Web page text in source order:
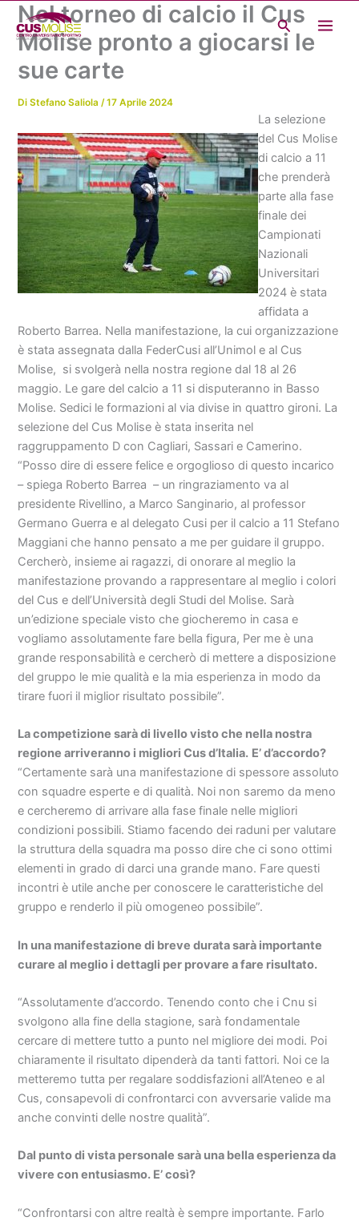
contenuto
Cerca
Nel torneo di calcio il Cus
Molise pronto a giocarsi le
sue carte
DiStefano Saliola/17 Aprile 2024
La selezione
del Cus Molise
di calcio a 11
che prenderà
parte alla fase
finale dei
Campionati
Nazionali
Universitari
2024 è stata
affidata a
Roberto Barrea. Nella manifestazione, la cui organizzazione
è stata assegnata dalla FederCusi all’Unimol e al Cus
Molise, si svolgerà nella nostra regione dal 18 al 26
maggio. Le gare del calcio a 11 si disputeranno in Basso
Molise. Sedici le formazioni al via divise in quattro gironi. La
selezione del Cus Molise è stata inserita nel
raggruppamento D con Cagliari, Sassari e Camerino.
“Posso dire di essere felice e orgoglioso di questo incarico
– spiega Roberto Barrea – un ringraziamento va al
presidente Rivellino, a Marco Sanginario, al professor
Germano Guerra e al delegato Cusi per il calcio a 11 Stefano
Maggiani che hanno pensato a me per guidare il gruppo.
Cercherò, insieme ai ragazzi, di onorare al meglio la
manifestazione provando a rappresentare al meglio i colori
del Cus e dell’Università degli Studi del Molise. Sarà
un’edizione speciale visto che giocheremo in casa e
vogliamo assolutamente fare bella figura, Per me è una
grande responsabilità e cercherò di mettere a disposizione
del gruppo le mie qualità e la mia esperienza in modo da
tirare fuori il miglior risultato possibile”.
La competizione sarà di livello visto che nella nostra
regione arriveranno i migliori Cus d’Italia. E’ d’accordo?
“Certamente sarà una manifestazione di spessore assoluto
con squadre esperte e di qualità. Noi non saremo da meno
e cercheremo di arrivare alla fase finale nelle migliori
condizioni possibili. Stiamo facendo dei raduni per valutare
la struttura della squadra ma posso dire che ci sono ottimi
elementi in grado di darci una grande mano. Fare questi
incontri è utile anche per conoscere le caratteristiche del
gruppo e renderlo il più omogeneo possibile”.
In una manifestazione di breve durata sarà importante
curare al meglio i dettagli per provare a fare risultato.
“Assolutamente d’accordo. Tenendo conto che i Cnu si
svolgono alla fine della stagione, sarà fondamentale
cercare di mettere tutto a punto nel migliore dei modi. Poi
chiaramente il risultato dipenderà da tanti fattori. Noi ce la
metteremo tutta per regalare soddisfazioni all’Ateneo e al
Cus, consapevoli di confrontarci con avversarie valide ma
anche convinti delle nostre qualità”.
Dal punto di vista personale sarà una bella esperienza da
vivere con entusiasmo. E’ così?
“Confrontarsi con altre realtà è sempre importante. Farlo